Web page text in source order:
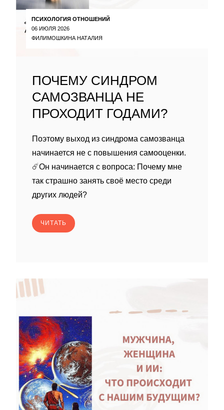
ПСИХОЛОГИЯ ОТНОШЕНИЙ
06 ИЮЛЯ 2026
ФИЛИМОШКИНА НАТАЛИЯ
ПОЧЕМУ СИНДРОМ
САМОЗВАНЦА НЕ
ПРОХОДИТ ГОДАМИ?
Поэтому выход из синдрома самозванца
начинается не с повышения самооценки.
☄️Он начинается с вопроса: Почему мне
так страшно занять своё место среди
других людей?
ЧИТАТЬ